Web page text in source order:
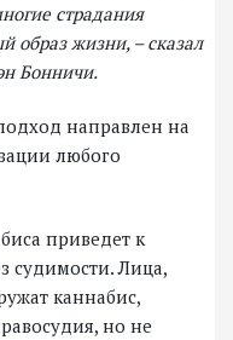
страдания
жизни, – сказал
Бонничи.
направлен на
любого
приведет к
судимости. Лица,
каннабис,
но не